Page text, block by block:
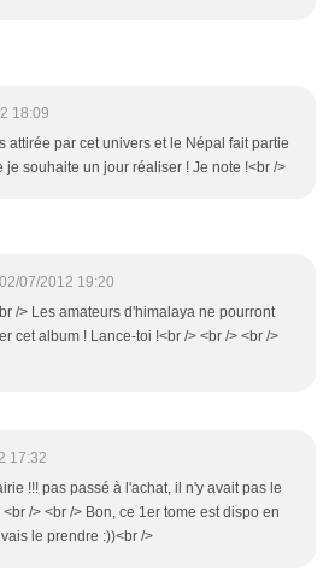
18:09
attirée par cet univers et le Népal fait partie
je souhaite un jour réaliser ! Je note !<br />
02/07/2012 19:20
/> Les amateurs d'himalaya ne pourront
cet album ! Lance-toi !<br /> <br /> <br />
17:32
!!! pas passé à l'achat, il n'y avait pas le
<br /> <br /> Bon, ce 1er tome est dispo en
le prendre :))<br />